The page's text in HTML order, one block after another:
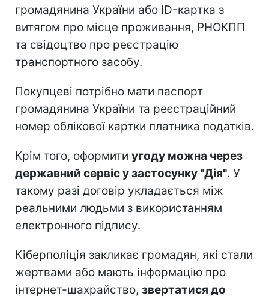
громадянина України або ID-картка з
витягом про місце проживання, РНОКПП
та свідоцтво про реєстрацію
транспортного засобу.
Покупцеві потрібно мати паспорт
громадянина України та реєстраційний
номер облікової картки платника податків.
Крім того, оформити угоду можна через
державний сервіс у застосунку "Дія". У
такому разі договір укладається між
реальними людьми з використанням
електронного підпису.
Кіберполіція закликає громадян, які стали
жертвами або мають інформацію про
інтернет-шахрайство, звертатися до